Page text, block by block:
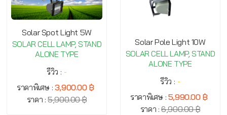
Solar Spot Light 5W
SOLAR CELL LAMP, STAND
ALONE TYPE
รีวิว : -
ราคาพิเศษ : 3,900.00 ฿
ราคา :5,900.00 ฿
Solar Pole Light 10W
SOLAR CELL LAMP, STAND
ALONE TYPE
รีวิว : -
ราคาพิเศษ : 5,990.00 ฿
ราคา :6,900.00 ฿